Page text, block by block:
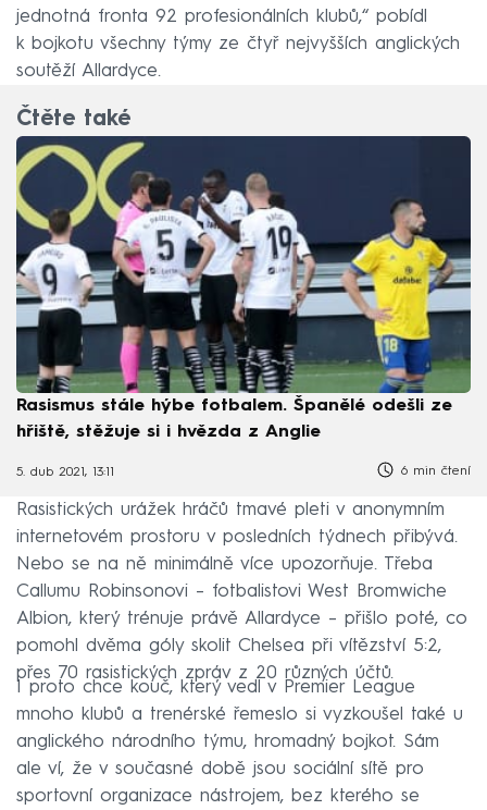
jednotná fronta 92 profesionálních klubů,“ pobídl
k bojkotu všechny týmy ze čtyř nejvyšších anglických
soutěží Allardyce.
Čtěte také
Rasismus stále hýbe fotbalem. Španělé odešli ze
hřiště, stěžuje si i hvězda z Anglie
5. dub 2021, 13:11 6 min čtení
Rasistických urážek hráčů tmavé pleti v anonymním
internetovém prostoru v posledních týdnech přibývá.
Nebo se na ně minimálně více upozorňuje. Třeba
Callumu Robinsonovi – fotbalistovi West Bromwiche
Albion, který trénuje právě Allardyce – přišlo poté, co
pomohl dvěma góly skolit Chelsea při vítězství 5:2,
přes 70 rasistických zpráv z 20 různých účtů.
I proto chce kouč, který vedl v Premier League
mnoho klubů a trenérské řemeslo si vyzkoušel také u
anglického národního týmu, hromadný bojkot. Sám
ale ví, že v současné době jsou sociální sítě pro
sportovní organizace nástrojem, bez kterého se